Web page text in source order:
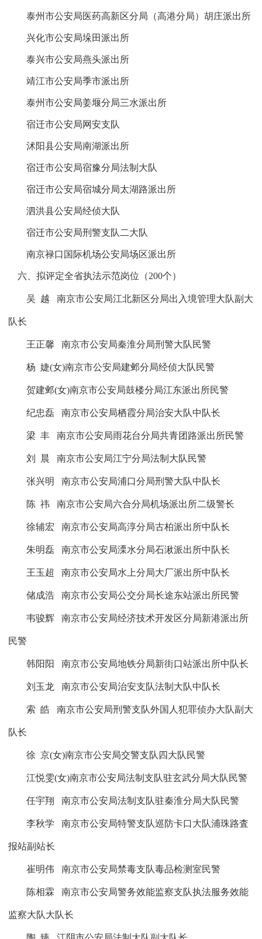
泰州市公安局医药高新区分局（高港分局）胡庄派出所
兴化市公安局垛田派出所
泰兴市公安局燕头派出所
靖江市公安局季市派出所
泰州市公安局姜堰分局三水派出所
宿迁市公安局网安支队
沭阳县公安局南湖派出所
宿迁市公安局宿豫分局法制大队
宿迁市公安局宿城分局太湖路派出所
泗洪县公安局经侦大队
宿迁市公安局刑警支队二大队
南京禄口国际机场公安局场区派出所
六、拟评定全省执法示范岗位（200个）
吴 越 南京市公安局江北新区分局出入境管理大队副大
队长
王正馨 南京市公安局秦淮分局刑警大队民警
杨 婕(女)南京市公安局建邺分局经侦大队民警
贺建邺(女)南京市公安局鼓楼分局江东派出所民警
纪忠磊 南京市公安局栖霞分局治安大队中队长
梁 丰 南京市公安局雨花台分局共青团路派出所民警
刘 晨 南京市公安局江宁分局法制大队民警
张兴明 南京市公安局浦口分局刑警大队中队长
陈 祎 南京市公安局六合分局机场派出所二级警长
徐辅宏 南京市公安局高淳分局古柏派出所中队长
朱明磊 南京市公安局溧水分局石湫派出所中队长
王玉超 南京市公安局水上分局大厂派出所中队长
储成浩 南京市公安局公交分局长途东站派出所民警
韦骏辉 南京市公安局经济技术开发区分局新港派出所
民警
韩阳阳 南京市公安局地铁分局新街口站派出所中队长
刘玉龙 南京市公安局治安支队法制大队中队长
索 皓 南京市公安局刑警支队外国人犯罪侦办大队副大
队长
徐 京(女)南京市公安局交警支队四大队民警
江悦雯(女)南京市公安局法制支队驻玄武分局大队民警
任宇翔 南京市公安局法制支队驻秦淮分局大队民警
李秋学 南京市公安局特警支队巡防卡口大队浦珠路査
报站副站长
崔明伟 南京市公安局禁毒支队毒品检测室民警
陈相霖 南京市公安局警务效能监察支队执法服务效能
监察大队大队长